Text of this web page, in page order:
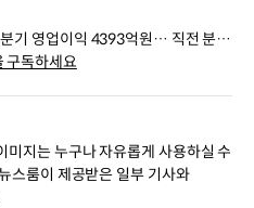
기 영업이익 4393억원… 직전 분기
구독하세요
지는 누구나 자유롭게 사용하실 수
스룸이 제공받은 일부 기사와